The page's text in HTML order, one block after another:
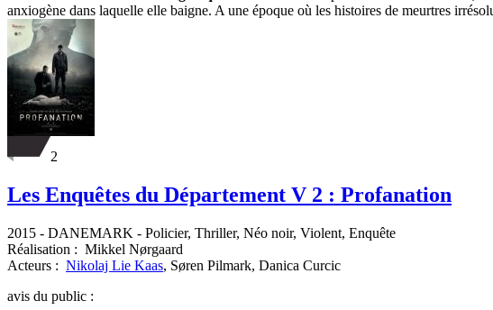
anxiogène dans laquelle elle baigne. A une époque où les histoires de meurtres
2
Les Enquêtes du Département V 2 : Profanation
2015 - DANEMARK - Policier, Thriller, Néo noir, Violent, Enquête
Réalisation : Mikkel Nørgaard
Acteurs : Nikolaj Lie Kaas, Søren Pilmark, Danica Curcic
avis du public :